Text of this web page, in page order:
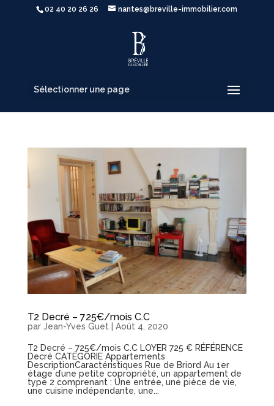
02 40 20 26 26 nantes@breville-immobilier.com
Sélectionner une page
T2 Decré – 725€/mois C.C
par Jean-Yves Guet Août 4, 2020
T2 Decré – 725€/mois C.C LOYER 725 € RÉFÉRENCE
Decré CATÉGORIE Appartements
DescriptionCaractéristiques Rue de Briord Au 1er
étage d’une petite copropriété, un appartement de
type 2 comprenant : Une entrée, une pièce de vie,
une cuisine indépendante, une...